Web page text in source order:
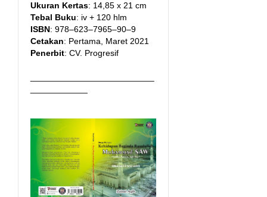
Ukuran Kertas: 14,85 x 21 cm
Tebal Buku: iv + 120 hlm
ISBN: 978–623–7965–90–9
Cetakan: Pertama, Maret 2021
Penerbit: CV. Progresif